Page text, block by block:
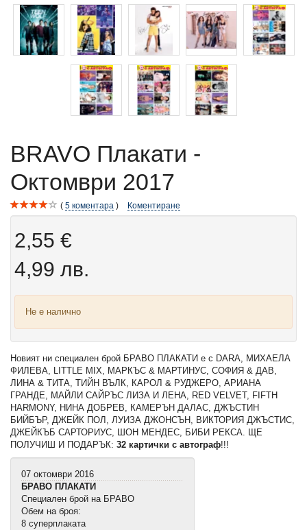
BRAVO Плакати -
Октомври 2017
5 коментара Коментиране
2,55 €
4,99 лв.
Не е налично
Новият ни специален брой БРАВО ПЛАКАТИ е с DARA, МИХАЕЛА
ФИЛЕВА, LITTLE MIX, МАРКЪС & МАРТИНУС, СОФИЯ & ДАВ,
ЛИНА & ТИТА, ТИЙН ВЪЛК, КАРОЛ & РУДЖЕРО, АРИАНА
ГРАНДЕ, МАЙЛИ САЙРЪС ЛИЗА И ЛЕНА, RED VELVET, FIFTH
HARMONY, НИНА ДОБРЕВ, КАМЕРЪН ДАЛАС, ДЖЪСТИН
БИЙБЪР, ДЖЕЙК ПОЛ, ЛУИЗА ДЖОНСЪН, ВИКТОРИЯ ДЖЪСТИС,
ДЖЕЙКЪБ САРТОРИУС, ШОН МЕНДЕС, БИБИ РЕКСА. ЩЕ
ПОЛУЧИШ И ПОДАРЪК: 32 картички с автограф!!!
07 октомври 2016
БРАВО ПЛАКАТИ
Специален брой на БРАВО
Обем на броя:
8 суперплаката